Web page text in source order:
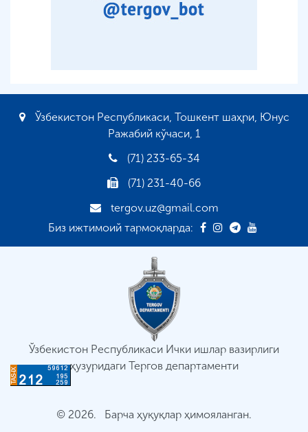
Ўзбекистон Республикаси, Тошкент шаҳри, Юнус
Ражабий кўчаси, 1
(71) 233-65-34
(71) 231-40-66
tergov.uz@gmail.com
Биз ижтимоий тармоқларда:
Ўзбекистон Республикаси Ички ишлар вазирлиги
ҳузуридаги Тергов департаменти
© 2026. Барча ҳуқуқлар ҳимояланган.